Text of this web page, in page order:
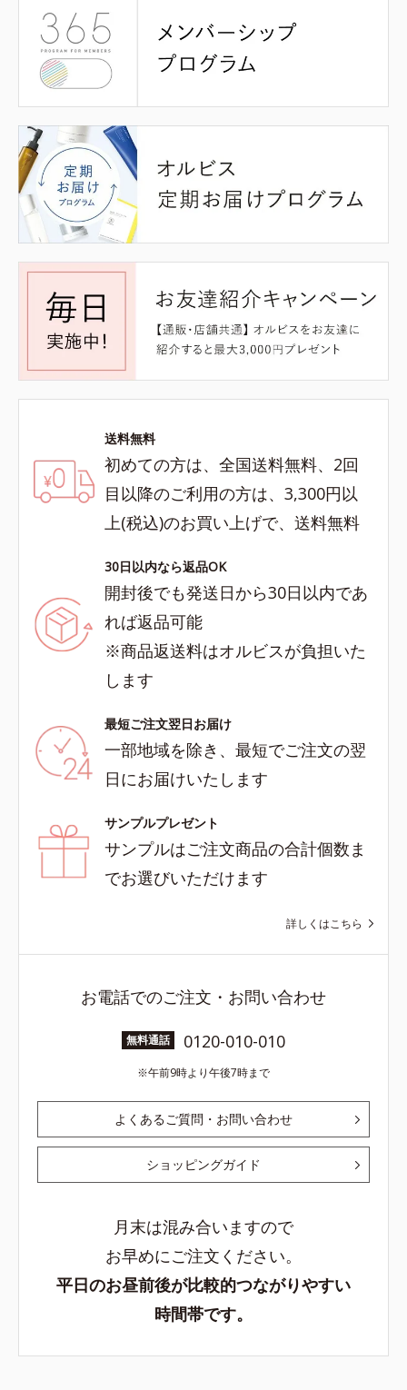
送料無料
初めての方は、全国送料無料、2回
目以降のご利用の方は、3,300円以
上(税込)のお買い上げで、送料無料
30日以内なら返品OK
開封後でも発送日から30日以内であ
れば返品可能
※商品返送料はオルビスが負担いた
します
最短ご注文翌日お届け
一部地域を除き、最短でご注文の翌
日にお届けいたします
サンプルプレゼント
サンプルはご注文商品の合計個数ま
でお選びいただけます
詳しくはこちら
お電話でのご注文・お問い合わせ
無料通話 0120-010-010
午前9時より午後7時まで
よくあるご質問・お問い合わせ
ショッピングガイド
月末は混み合いますので
お早めにご注文ください。
平日のお昼前後が比較的つながりやすい
時間帯です。